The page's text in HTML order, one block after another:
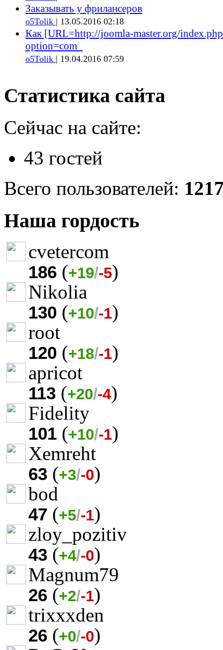
Заказывать у фрилансеров
o5Tolik | 13.05.2016 02:18
Как [URL=http://joomla-master.org/
option=com_
o5Tolik | 19.04.2016 07:59
Статистика сайта
Сейчас на сайте:
43 гостей
Всего пользователей:
Наша гордость
cvetercom
186 (+19/-5)
Nikolia
130 (+10/-1)
root
120 (+18/-1)
apricot
113 (+20/-4)
Fidelity
101 (+10/-1)
Xemreht
63 (+3/-0)
bod
47 (+5/-1)
zloy_pozitiv
43 (+4/-0)
Magnum79
26 (+2/-1)
trixxxden
26 (+0/-0)